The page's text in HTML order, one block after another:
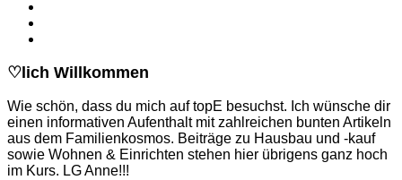
♡lich Willkommen
Wie schön, dass du mich auf topE besuchst. Ich wünsche dir
einen informativen Aufenthalt mit zahlreichen bunten Artikeln
aus dem Familienkosmos. Beiträge zu Hausbau und -kauf
sowie Wohnen & Einrichten stehen hier übrigens ganz hoch
im Kurs. LG Anne!!!